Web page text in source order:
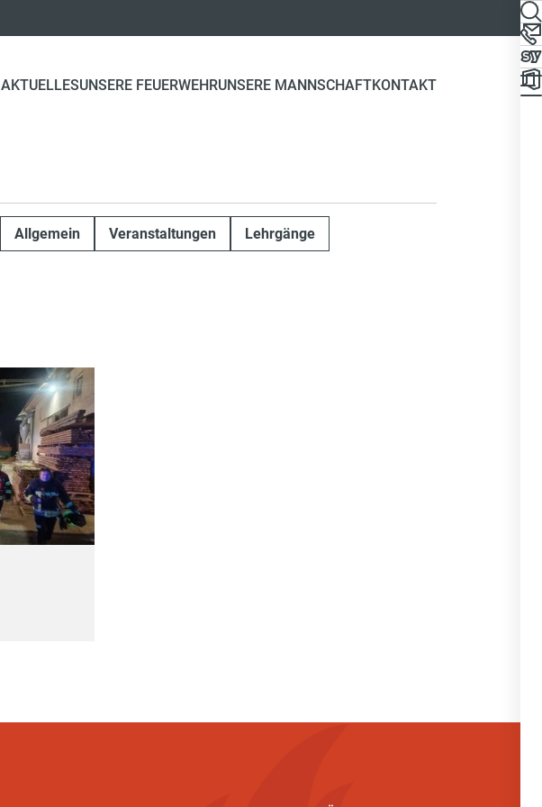
AKTUELLESUNSERE FEUERWEHRUNSERE MANNSCHAFTKONTAKT
Allgemein Veranstaltungen Lehrgänge